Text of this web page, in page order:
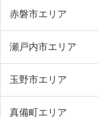
赤磐市エリア
瀬戸内市エリア
玉野市エリア
真備町エリア